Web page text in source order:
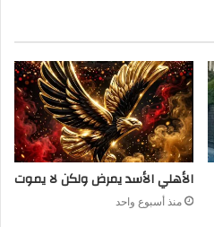
الأهلي الأسد يمرض ولكن لا يموت
منذ أسبوع واحد